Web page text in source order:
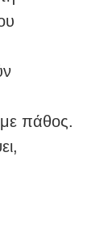
με πάθος.